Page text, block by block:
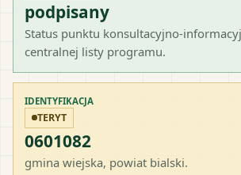
podpisany
Status punktu konsultacyjno-
centralnej listy programu.
IDENTYFIKACJA
TERYT
0601082
gmina wiejska, powiat bialski.